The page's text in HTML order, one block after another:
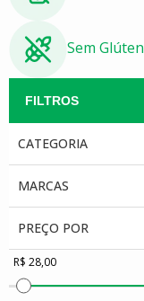
Sem Glúten
CATEGORIA
MARCAS
PREÇO POR